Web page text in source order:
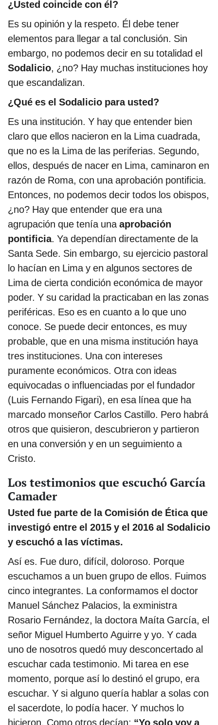
¿Usted coincide con él?
Es su opinión y la respeto. Él debe tener
elementos para llegar a tal conclusión. Sin
embargo, no podemos decir en su totalidad el
Sodalicio, ¿no? Hay muchas instituciones hoy
que escandalizan.
¿Qué es el Sodalicio para usted?
Es una institución. Y hay que entender bien
claro que ellos nacieron en la Lima cuadrada,
que no es la Lima de las periferias. Segundo,
ellos, después de nacer en Lima, caminaron en
razón de Roma, con una aprobación pontificia.
Entonces, no podemos decir todos los obispos,
¿no? Hay que entender que era una
agrupación que tenía unaaprobación
pontificia. Ya dependían directamente de la
Santa Sede. Sin embargo, su ejercicio pastoral
lo hacían en Lima y en algunos sectores de
Lima de cierta condición económica de mayor
poder. Y su caridad la practicaban en las zonas
periféricas. Eso es en cuanto a lo que uno
conoce. Se puede decir entonces, es muy
probable, que en una misma institución haya
tres instituciones. Una con intereses
puramente económicos. Otra con ideas
equivocadas o influenciadas por el fundador
(Luis Fernando Figari), en esa línea que ha
marcado monseñor Carlos Castillo. Pero habrá
otros que quisieron, descubrieron y partieron
en una conversión y en un seguimiento a
Cristo.
Los testimonios que escuchó García
Camader
Usted fue parte de la Comisión de Ética que
investigó entre el 2015 y el 2016 al Sodalicio
y escuchó a las víctimas.
Así es. Fue duro, difícil, doloroso. Porque
escuchamos a un buen grupo de ellos. Fuimos
cinco integrantes. La conformamos el doctor
Manuel Sánchez Palacios, la exministra
Rosario Fernández, la doctora Maíta García, el
señor Miguel Humberto Aguirre y yo. Y cada
uno de nosotros quedó muy desconcertado al
escuchar cada testimonio. Mi tarea en ese
momento, porque así lo destinó el grupo, era
escuchar. Y si alguno quería hablar a solas con
el sacerdote, lo podía hacer. Y muchos lo